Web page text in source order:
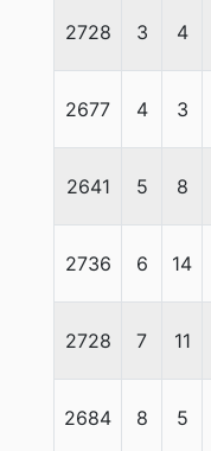
2728 3 4
2677 4 3
2641 5 8
2736 6 14
2728 7 11
2684 8 5